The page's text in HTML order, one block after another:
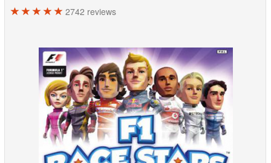
2742 reviews